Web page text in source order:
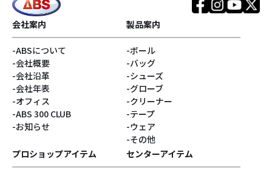
会社案内
ABSについて
会社概要
会社沿革
会社年表
オフィス
ABS 300 CLUB
お知らせ
製品案内
ボール
バッグ
シューズ
グローブ
クリーナー
テープ
ウェア
その他
プロショップアイテム
センターアイテム